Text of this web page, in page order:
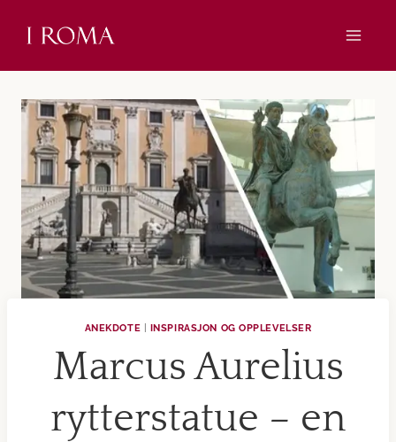
ANEKDOTE INSPIRASJON OG OPPLEVELSER
Marcus Aurelius
rytterstatue – en